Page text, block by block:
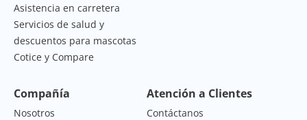
Asistencia en carretera
Servicios de salud y
descuentos para mascotas
Cotice y Compare
Compañía
Nosotros
Atención a Clientes
Contáctanos